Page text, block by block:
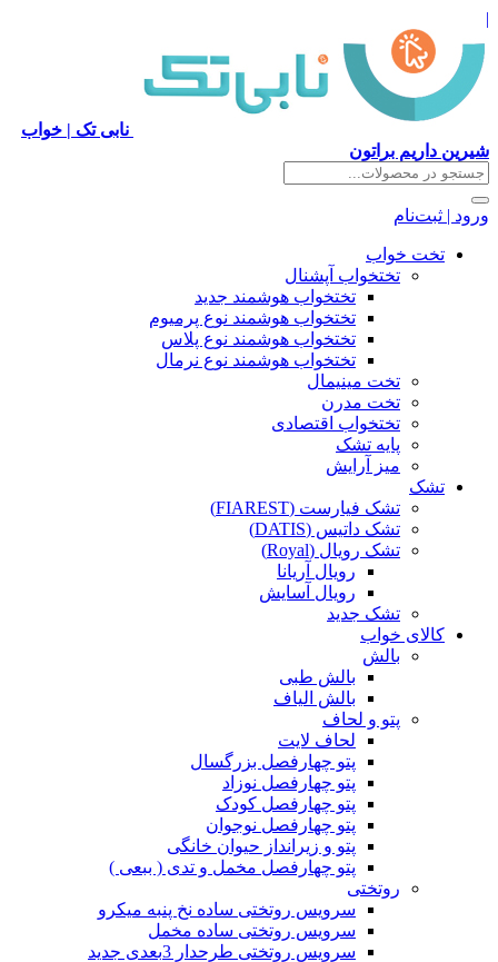
|
نابی تک | خواب
شیرین داریم براتون
ورود | ثبت‌نام
تخت خواب
تختخواب آپشنال
تختخواب هوشمند جدید
تختخواب هوشمند نوع پرمیوم
تختخواب هوشمند نوع پلاس
تختخواب هوشمند نوع نرمال
تخت مینیمال
تخت مدرن
تختخواب اقتصادی
پایه تشک
میز آرایش
تشک
تشک فیارست (FIAREST)
تشک داتیس (DATIS)
تشک رویال (Royal)
رویال آریانا
رویال آسایش
تشک جدید
کالای خواب
بالش
بالش طبی
بالش الیاف
پتو و لحاف
لحاف لایت
پتو چهارفصل بزرگسال
پتو چهارفصل نوزاد
پتو چهارفصل کودک
پتو چهارفصل نوجوان
پتو و زیرانداز حیوان خانگی
پتو چهارفصل مخمل و تدی ( ببعی )
روتختی
سرویس روتختی ساده نخ پنبه میکرو
سرویس روتختی ساده مخمل
سرویس روتختی طرحدار 3بعدی جدید